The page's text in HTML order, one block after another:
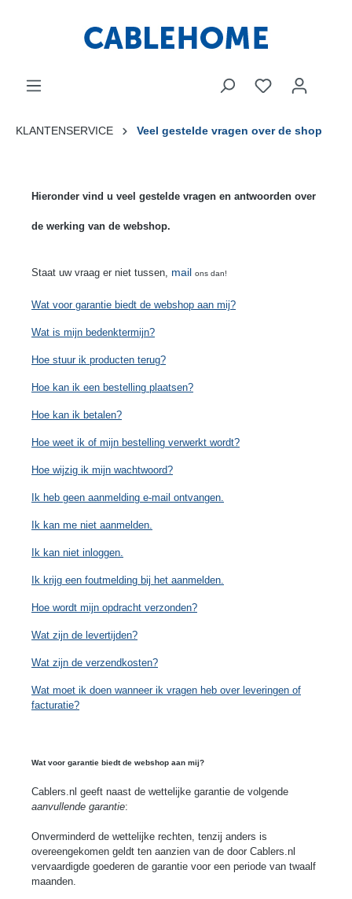
KLANTENSERVICE Veel gestelde vragen over de shop
Hieronder vind u veel gestelde vragen en antwoorden over
de werking van de webshop.
Staat uw vraag er niet tussen, mail ons dan!
Wat voor garantie biedt de webshop aan mij?
Wat is mijn bedenktermijn?
Hoe stuur ik producten terug?
Hoe kan ik een bestelling plaatsen?
Hoe kan ik betalen?
Hoe weet ik of mijn bestelling verwerkt wordt?
Hoe wijzig ik mijn wachtwoord?
Ik heb geen aanmelding e-mail ontvangen.
Ik kan me niet aanmelden.
Ik kan niet inloggen.
Ik krijg een foutmelding bij het aanmelden.
Hoe wordt mijn opdracht verzonden?
Wat zijn de levertijden?
Wat zijn de verzendkosten?
Wat moet ik doen wanneer ik vragen heb over leveringen of
facturatie?
Wat voor garantie biedt de webshop aan mij?
Cablers.nl geeft naast de wettelijke garantie de volgende
aanvullende garantie:
Onverminderd de wettelijke rechten, tenzij anders is
overeengekomen geldt ten aanzien van de door Cablers.nl
vervaardigde goederen de garantie voor een periode van twaalf
maanden.